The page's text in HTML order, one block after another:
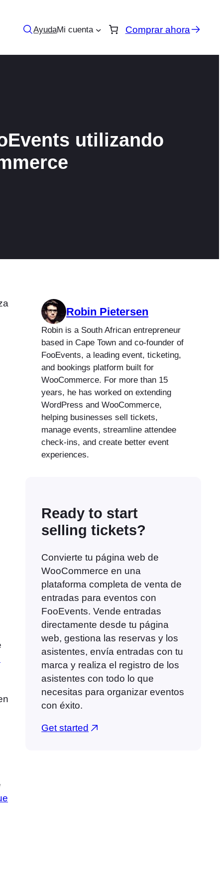
AyudaMi cuenta Comprar ahora
utilizando
Robin Pietersen
Robin is a South African entrepreneur
based in Cape Town and co-founder of
FooEvents, a leading event, ticketing,
and bookings platform built for
WooCommerce. For more than 15
years, he has worked on extending
WordPress and WooCommerce,
helping businesses sell tickets,
manage events, streamline attendee
check-ins, and create better event
experiences.
Ready to start
selling tickets?
Convierte tu página web de
WooCommerce en una
plataforma completa de venta de
entradas para eventos con
FooEvents. Vende entradas
directamente desde tu página
web, gestiona las reservas y los
asistentes, envía entradas con tu
marca y realiza el registro de los
asistentes con todo lo que
necesitas para organizar eventos
con éxito.
Get started